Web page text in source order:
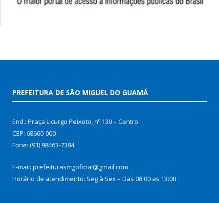
PREFEITURA DE SÃO MIGUEL DO GUAMÁ
End.: Praça Licurgo Peixoto, nº 130 – Centro
CEP: 68660-000
Fone: (91) 98463-7384
E-mail: prefeiturasmgoficial@gmail.com
Horário de atendimento: Seg à Sex – Das 08:00 as 13:00